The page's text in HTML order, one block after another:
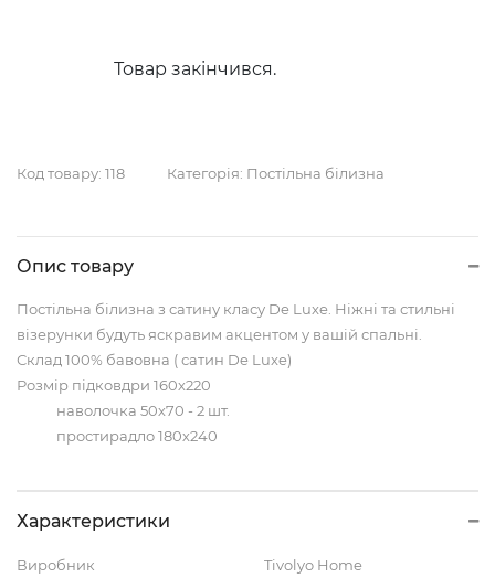
Товар закінчився.
Код товару: 118 Категорія: Постільна білизна
Опис товару
Постільна білизна з сатину класу De Luxe. Ніжні та стильні
візерунки будуть яскравим акцентом у вашій спальні.
Склад 100% бавовна ( сатин De Luxe)
Розмір підковдри 160х220
наволочка 50х70 - 2 шт.
простирадло 180х240
Характеристики
Виробник
Tivolyo Home